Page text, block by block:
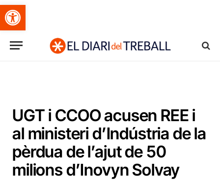
Obre la barra d'eines
UGT i CCOO acusen REE i
al ministeri d’Indústria de la
pèrdua de l’ajut de 50
milions d’Inovyn Solvay